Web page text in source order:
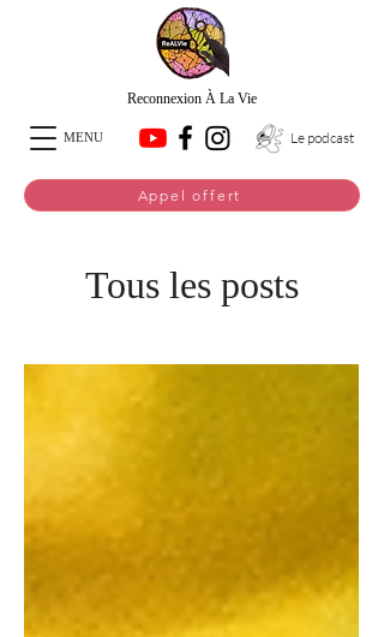
Reconnexion À La Vie
MENU Le podcast
Appel offert
Tous les posts